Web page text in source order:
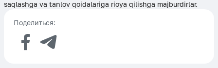
saqlashga va tanlov qoidalariga rioya qilishga majburdirlar.
Поделиться: